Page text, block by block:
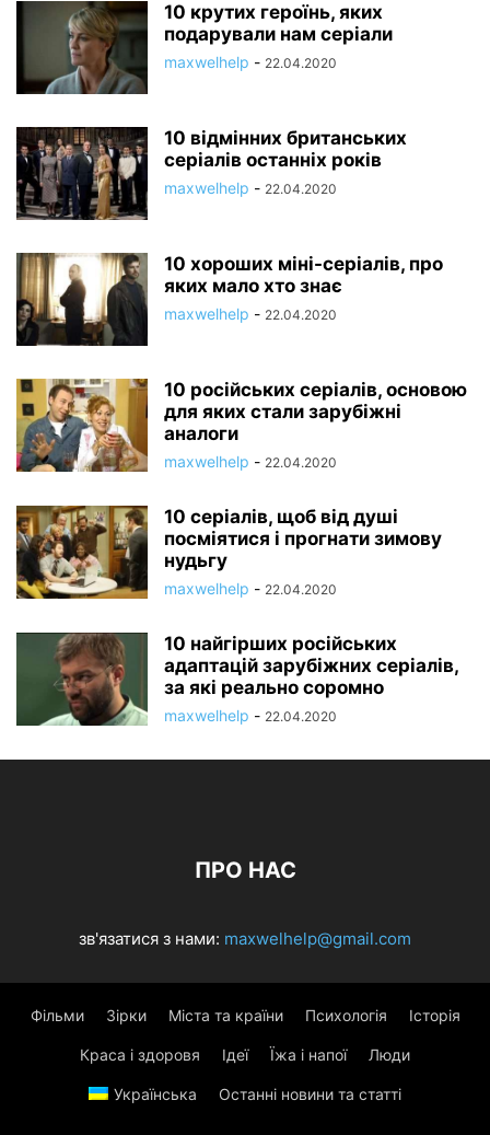
10 крутих героїнь, яких
подарували нам серіали
maxwelhelp - 22.04.2020
10 відмінних британських
серіалів останніх років
maxwelhelp - 22.04.2020
10 хороших міні-серіалів, про
яких мало хто знає
maxwelhelp - 22.04.2020
10 російських серіалів, основою
для яких стали зарубіжні
аналоги
maxwelhelp - 22.04.2020
10 серіалів, щоб від душі
посміятися і прогнати зимову
нудьгу
maxwelhelp - 22.04.2020
10 найгірших російських
адаптацій зарубіжних серіалів,
за які реально соромно
maxwelhelp - 22.04.2020
ПРО НАС
зв'язатися з нами: maxwelhelp@gmail.com
Фільми Зірки Міста та країни Психологія Історія
Краса і здоровя Ідеї Їжа і напої Люди
Українська Останні новини та статті